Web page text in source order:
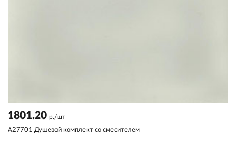
1801.20 р./шт
A27701 Душевой комплект со смесителем